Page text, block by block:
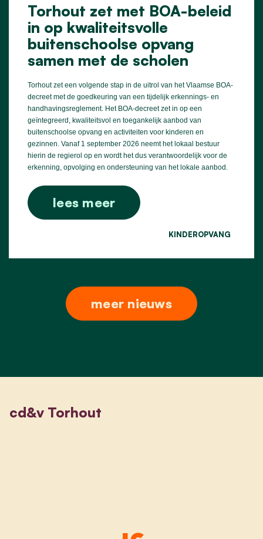
Torhout zet met BOA-beleid
in op kwaliteitsvolle
buitenschoolse opvang
samen met de scholen
Torhout zet een volgende stap in de uitrol van het Vlaamse BOA-
decreet met de goedkeuring van een tijdelijk erkennings- en
handhavingsreglement. Het BOA-decreet zet in op een
geïntegreerd, kwaliteitsvol en toegankelijk aanbod van
buitenschoolse opvang en activiteiten voor kinderen en
gezinnen. Vanaf 1 september 2026 neemt het lokaal bestuur
hierin de regierol op en wordt het dus verantwoordelijk voor de
erkenning, opvolging en ondersteuning van het lokale aanbod.
lees meer
KINDEROPVANG
meer nieuws
cd&v Torhout